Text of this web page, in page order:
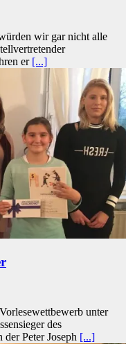
wir gar nicht alle
er [...]
unter
des
der Peter Joseph [...]